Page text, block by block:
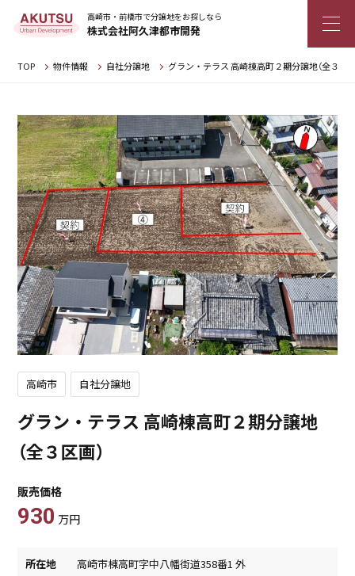
高崎市・前橋市で分譲地をお探しなら
株式会社阿久津都市開発
TOP 物件情報 自社分譲地 グラン・テラス 高崎棟高町２期分譲地（全３区画
高崎市 自社分譲地
グラン・テラス 高崎棟高町２期分譲地
（全３区画）
販売価格
930 万円
所在地
高崎市棟高町字中八幡街道358番1 外